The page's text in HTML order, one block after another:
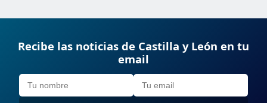
Recibe las noticias de Castilla y León en tu
email